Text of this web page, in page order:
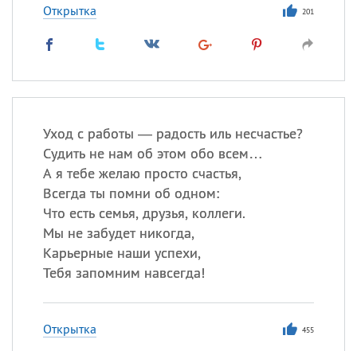
Открытка 201
Уход с работы — радость иль несчастье?
Судить не нам об этом обо всем…
А я тебе желаю просто счастья,
Всегда ты помни об одном:
Что есть семья, друзья, коллеги.
Мы не забудет никогда,
Карьерные наши успехи,
Тебя запомним навсегда!
Открытка 455